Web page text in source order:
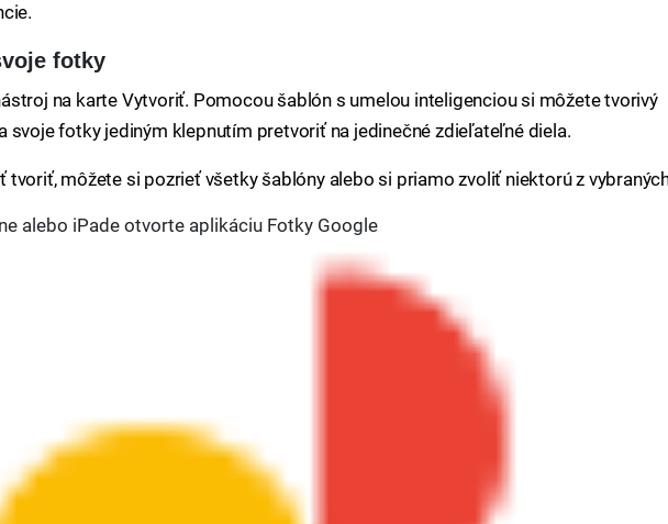
fotky
na karte Vytvoriť. Pomocou šablón s umelou inteligenciou si môžete tvorivý
svoje fotky jediným klepnutím pretvoriť na jedinečné zdieľateľné diela.
tvoriť, môžete si pozrieť všetky šablóny alebo si priamo zvoliť niektorú z
alebo iPade otvorte aplikáciu Fotky Google